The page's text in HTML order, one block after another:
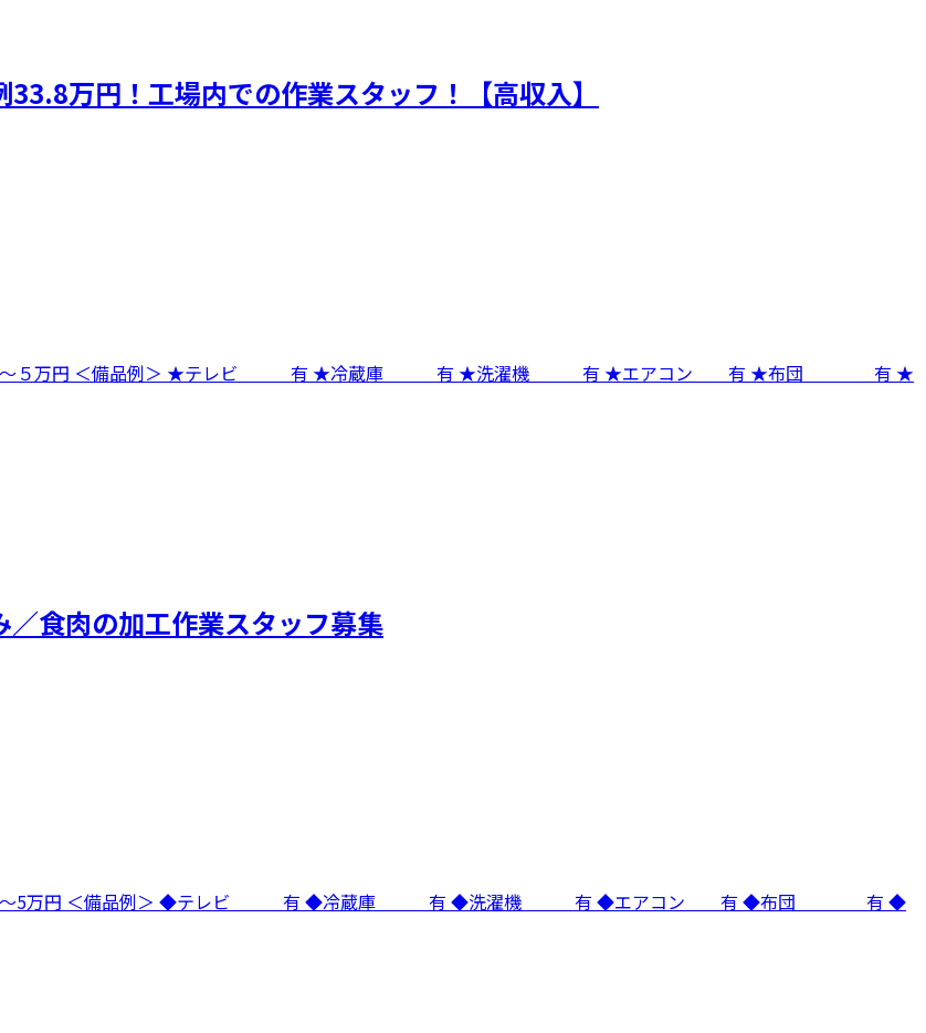
万円！工場内での作業スタッフ！【高収入】
0～５万円 ＜備品例＞ ★テレビ 有 ★冷蔵庫 有 ★洗濯機 有 ★エアコン 有 ★布団 有 ★
／食肉の加工作業スタッフ募集
0～5万円 ＜備品例＞ ◆テレビ 有 ◆冷蔵庫 有 ◆洗濯機 有 ◆エアコン 有 ◆布団 有 ◆